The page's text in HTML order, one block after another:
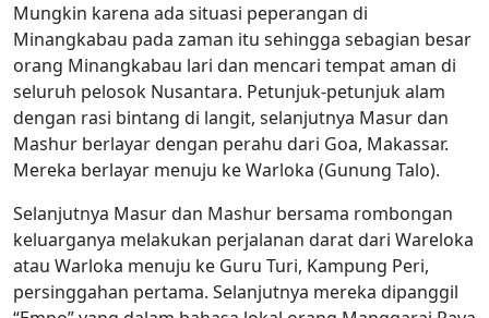
Mungkin karena ada situasi peperangan di
Minangkabau pada zaman itu sehingga sebagian besar
orang Minangkabau lari dan mencari tempat aman di
seluruh pelosok Nusantara. Petunjuk-petunjuk alam
dengan rasi bintang di langit, selanjutnya Masur dan
Mashur berlayar dengan perahu dari Goa, Makassar.
Mereka berlayar menuju ke Warloka (Gunung Talo).
Selanjutnya Masur dan Mashur bersama rombongan
keluarganya melakukan perjalanan darat dari Wareloka
atau Warloka menuju ke Guru Turi, Kampung Peri,
persinggahan pertama. Selanjutnya mereka dipanggil